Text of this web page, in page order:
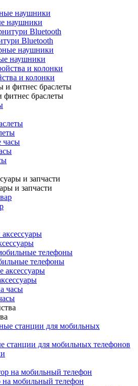
наушники
Bluetooth
наушники
и колонки
браслеты
и запчасти
телефоны
станции для мобильных телефонов
на мобильный телефон